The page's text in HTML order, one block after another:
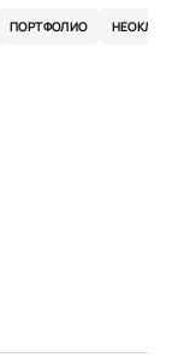
ПОРТФОЛИО